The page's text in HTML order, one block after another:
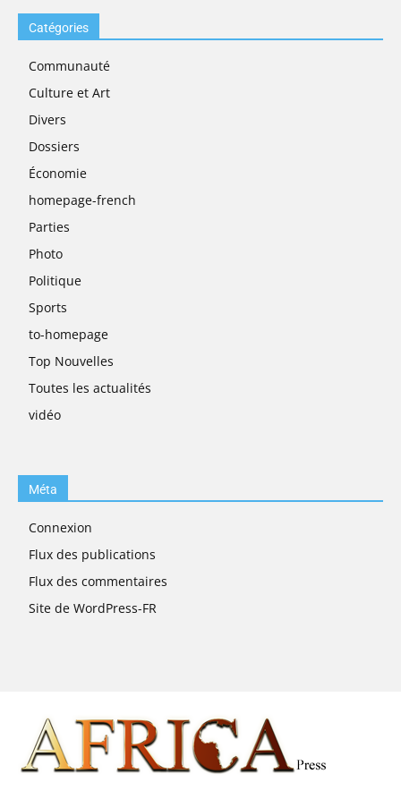
Catégories
Communauté
Culture et Art
Divers
Dossiers
Économie
homepage-french
Parties
Photo
Politique
Sports
to-homepage
Top Nouvelles
Toutes les actualités
vidéo
Méta
Connexion
Flux des publications
Flux des commentaires
Site de WordPress-FR